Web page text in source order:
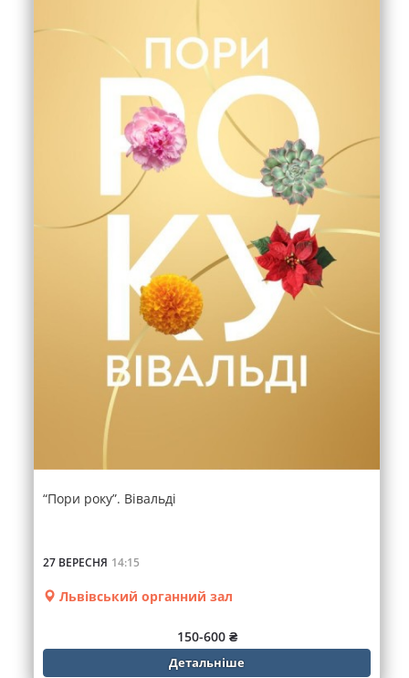
“Пори року”. Вівальді
27 ВЕРЕСНЯ 14:15
Львівський органний зал
150-600 ₴
Детальніше